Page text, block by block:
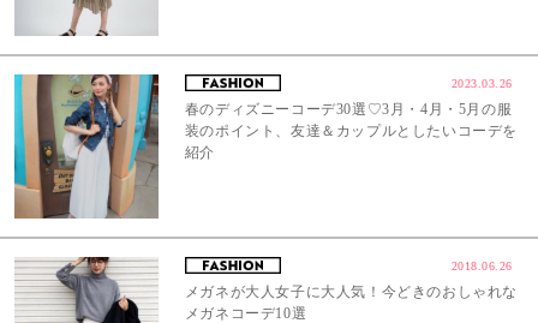
2023.03.26
春のディズニーコーデ30選♡3月・4月・5月の服
装のポイント、友達＆カップルとしたいコーデを
紹介
2018.06.26
メガネが大人女子に大人気！今どきのおしゃれな
メガネコーデ10選